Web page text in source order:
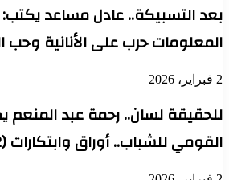
التسبيكة.. عادل مساعد يكتب:
حرب على الأنانية وحب
لسان.. رحمة عبد المنعم
للشباب.. أوراق وابتكارات (2–4)